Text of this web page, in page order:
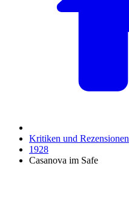
Kritiken und Rezensionen
1928
Casanova im Safe